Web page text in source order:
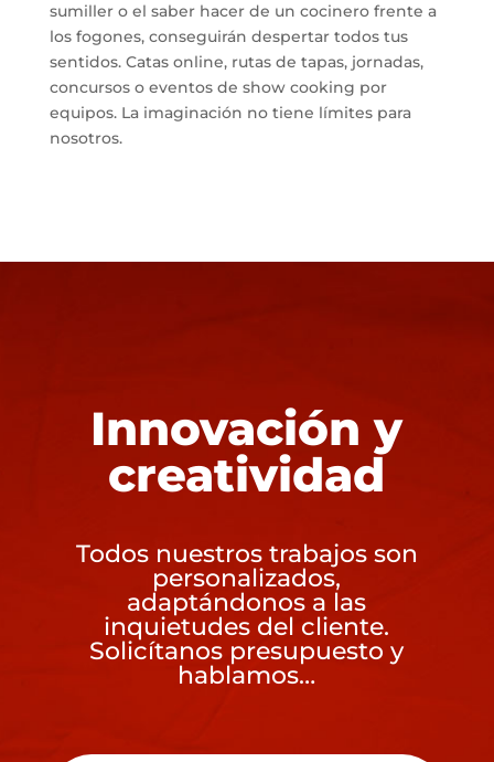
sumiller o el saber hacer de un cocinero frente a
los fogones, conseguirán despertar todos tus
sentidos. Catas online, rutas de tapas, jornadas,
concursos o eventos de show cooking por
equipos. La imaginación no tiene límites para
nosotros.
Innovación y
creatividad
Todos nuestros trabajos son
personalizados,
adaptándonos a las
inquietudes del cliente.
Solicítanos presupuesto y
hablamos…